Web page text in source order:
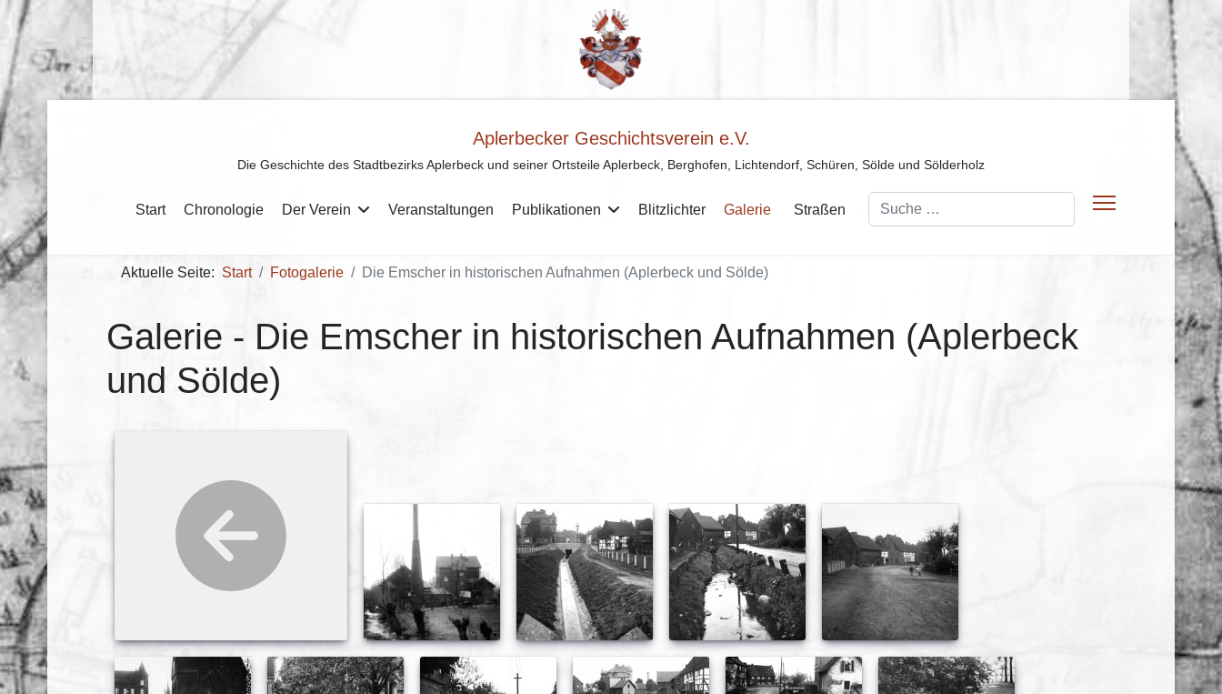
Aplerbecker Geschichtsverein e.V.
Die Geschichte des Stadtbezirks Aplerbeck und seiner Ortsteile Aplerbeck, Berghofen, Lichtendorf, Schüren, Sölde und Sölderholz
Start Chronologie Der Verein Veranstaltungen Publikationen Blitzlichter Galerie Straßen Suchen
Aktuelle Seite: Start Fotogalerie Die Emscher in historischen Aufnahmen (Aplerbeck und Sölde)
Galerie - Die Emscher in historischen Aufnahmen (Aplerbeck
und Sölde)